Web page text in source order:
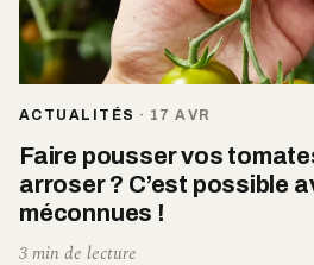
ACTUALITÉS · 17 AVR
Faire pousser vos
arroser ? C’est possible
méconnues !
3 min de lecture